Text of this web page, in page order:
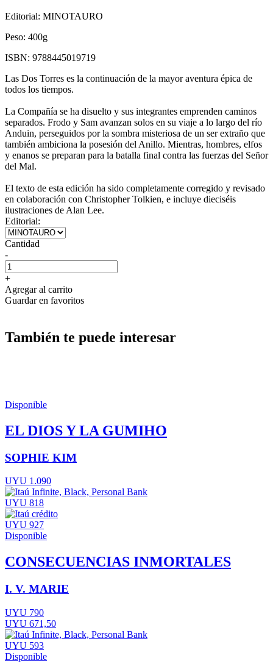
Editorial: MINOTAURO
Peso: 400g
ISBN: 9788445019719
Las Dos Torres es la continuación de la mayor aventura épica de
todos los tiempos.
La Compañía se ha disuelto y sus integrantes emprenden caminos
separados. Frodo y Sam avanzan solos en su viaje a lo largo del río
Anduin, perseguidos por la sombra misteriosa de un ser extraño que
también ambiciona la posesión del Anillo. Mientras, hombres, elfos
y enanos se preparan para la batalla final contra las fuerzas del Señor
del Mal.
El texto de esta edición ha sido completamente corregido y revisado
en colaboración con Christopher Tolkien, e incluye dieciséis
ilustraciones de Alan Lee.
Editorial:
Cantidad
-
+
Agregar al carrito
Guardar en favoritos
También te puede interesar
Disponible
EL DIOS Y LA GUMIHO
SOPHIE KIM
UYU 1.090
UYU 818
UYU 927
Disponible
CONSECUENCIAS INMORTALES
I. V. MARIE
UYU 790
UYU 671,50
UYU 593
Disponible